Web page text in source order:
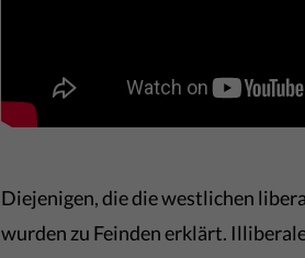
Diejenigen, die die westlichen
wurden zu Feinden erklärt.